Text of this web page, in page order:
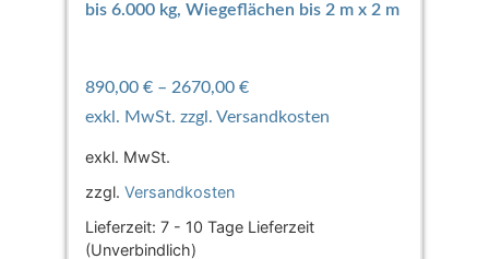
bis 6.000 kg, Wiegeflächen bis 2 m x 2 m
890,00 €– 2670,00 €
exkl. MwSt.
zzgl. Versandkosten
Lieferzeit: 7 - 10 Tage Lieferzeit
(Unverbindlich)